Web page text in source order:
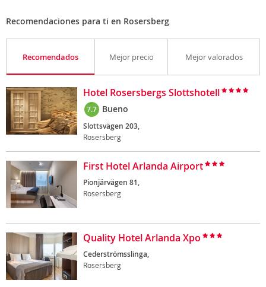
Recomendaciones para ti en Rosersberg
Recomendados Mejor precio Mejor valorados
Hotel Rosersbergs Slottshotell
7.7 Bueno
Slottsvägen 203,
Rosersberg
First Hotel Arlanda Airport
Pionjärvägen 81,
Rosersberg
Quality Hotel Arlanda Xpo
Cederströmsslinga,
Rosersberg